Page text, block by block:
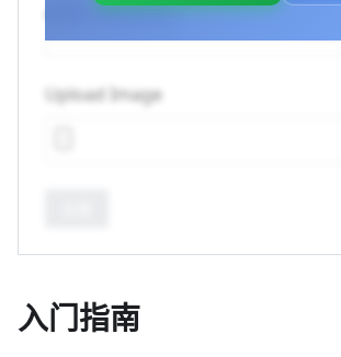
cURL Command
Upload Image
入门指南